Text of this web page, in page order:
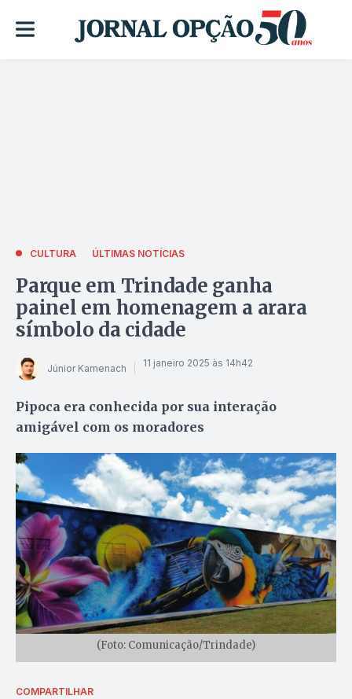
CULTURA ÚLTIMAS NOTÍCIAS
Parque em Trindade ganha
painel em homenagem a arara
símbolo da cidade
Júnior Kamenach 11 janeiro 2025 às 14h42
Pipoca era conhecida por sua interação
amigável com os moradores
(Foto: Comunicação/Trindade)
COMPARTILHAR